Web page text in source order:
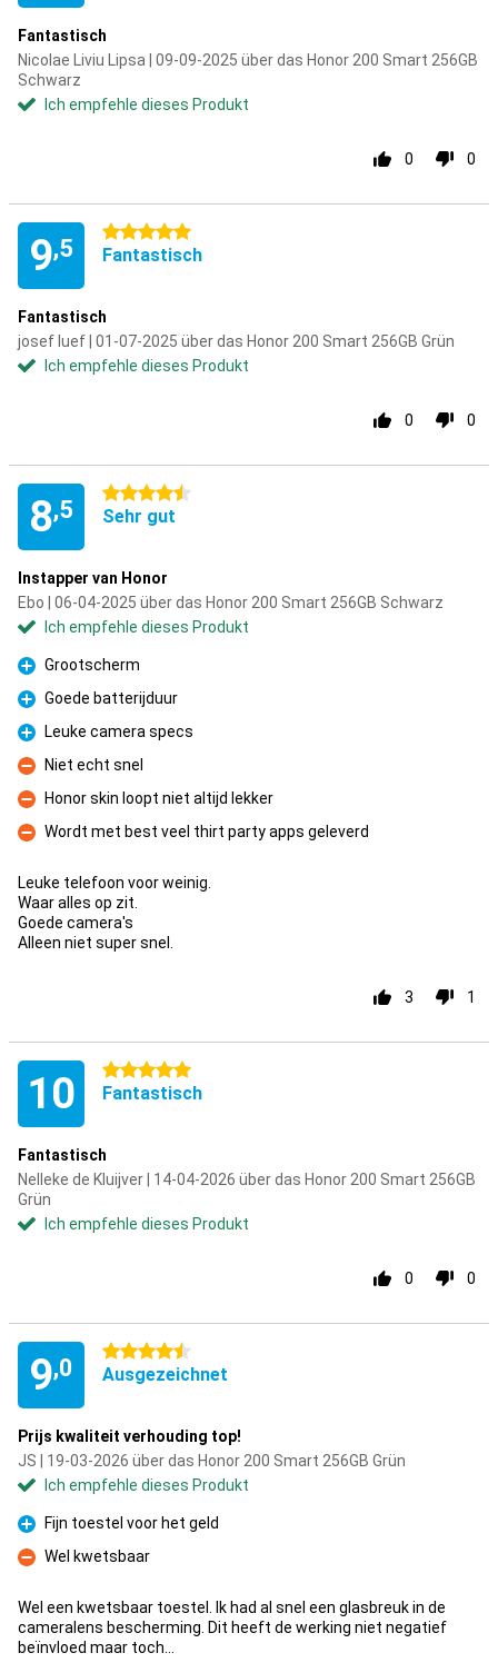
Fantastisch
Nicolae Liviu Lipsa | 09-09-2025 über das Honor 200 Smart 256GB
Schwarz
Ich empfehle dieses Produkt
0 0
9,5
5 Sterne
Fantastisch
Fantastisch
josef luef | 01-07-2025 über das Honor 200 Smart 256GB Grün
Ich empfehle dieses Produkt
0 0
8,5
4.5 Sterne
Sehr gut
Instapper van Honor
Ebo | 06-04-2025 über das Honor 200 Smart 256GB Schwarz
Ich empfehle dieses Produkt
Pro
Grootscherm
Pro
Goede batterijduur
Pro
Leuke camera specs
Kontra
Niet echt snel
Kontra
Honor skin loopt niet altijd lekker
Kontra
Wordt met best veel thirt party apps geleverd
Leuke telefoon voor weinig.
Waar alles op zit.
Goede camera's
Alleen niet super snel.
3 1
10 5 Sterne
Fantastisch
Fantastisch
Nelleke de Kluijver | 14-04-2026 über das Honor 200 Smart 256GB
Grün
Ich empfehle dieses Produkt
0 0
9,0
4.5 Sterne
Ausgezeichnet
Prijs kwaliteit verhouding top!
JS | 19-03-2026 über das Honor 200 Smart 256GB Grün
Ich empfehle dieses Produkt
Pro
Fijn toestel voor het geld
Kontra
Wel kwetsbaar
Wel een kwetsbaar toestel. Ik had al snel een glasbreuk in de
cameralens bescherming. Dit heeft de werking niet negatief
beïnvloed maar toch...